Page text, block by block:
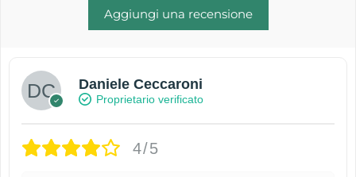
Aggiungi una recensione
Daniele Ceccaroni
Proprietario verificato
4/5